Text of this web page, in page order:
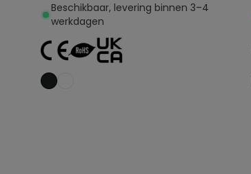
Beschikbaar, levering binnen 3–4
werkdagen